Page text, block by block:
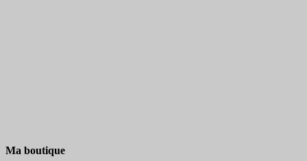
Ma boutique